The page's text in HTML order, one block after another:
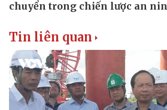
Tin liên quan